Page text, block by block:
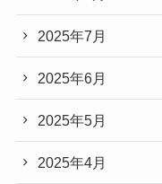
2025年7月
2025年6月
2025年5月
2025年4月